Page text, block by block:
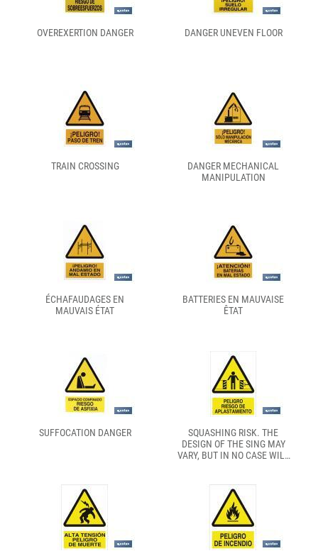
OVEREXERTION DANGER DANGER UNEVEN FLOOR
TRAIN CROSSING
DANGER MECHANICAL
MANIPULATION
ÉCHAFAUDAGES EN
MAUVAIS ÉTAT
BATTERIES EN MAUVAISE
ÊTAT
SUFFOCATION DANGER
SQUASHING RISK. THE
DESIGN OF THE SING MAY
VARY, BUT IN NO CASE WILL